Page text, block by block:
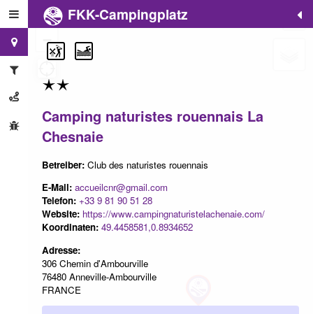
FKK-Campingplatz
Camping naturistes rouennais La
Chesnaie
Betreiber: Club des naturistes rouennais
E-Mail: accueilcnr@gmail.com
Telefon: +33 9 81 90 51 28
Website: https://www.campingnaturistelachenaie.com/
Koordinaten: 49.4458581,0.8934652
Adresse:
306 Chemin d'Ambourville
76480 Anneville-Ambourville
FRANCE
+
−